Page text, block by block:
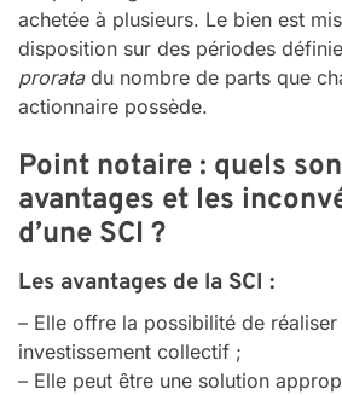
achetée à plusieurs. Le bien est
disposition sur des périodes
proratadu nombre de parts que
actionnaire possède.
Point notaire : quels
avantages et les
d’une SCI ?
Les avantages de la SCI :
– Elle offre la possibilité de réaliser
investissement collectif ;
– Elle peut être une solution